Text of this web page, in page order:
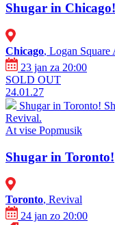
Shugar in Chicago!
Chicago, Logan
23 jan za 20:00
SOLD OUT
24.01.27
Shugar in Toronto!
Revival.
At vise Popmusik
Shugar in Toronto!
Toronto, Revival
24 jan zo 20:00